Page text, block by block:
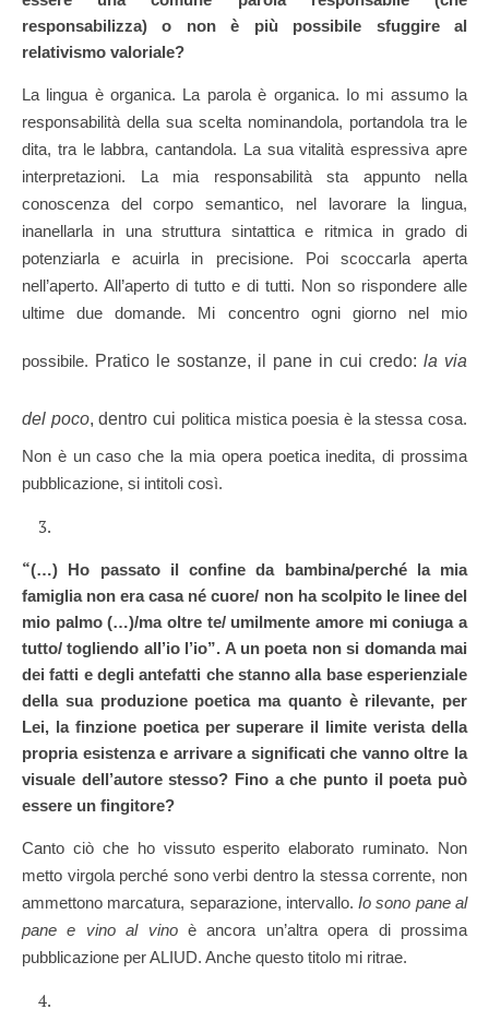
responsabilizza) o non è più possibile sfuggire al
relativismo valoriale?
La lingua è organica. La parola è organica. Io mi assumo la
responsabilità della sua scelta nominandola, portandola tra le
dita, tra le labbra, cantandola. La sua vitalità espressiva apre
interpretazioni. La mia responsabilità sta appunto nella
conoscenza del corpo semantico, nel lavorare la lingua,
inanellarla in una struttura sintattica e ritmica in grado di
potenziarla e acuirla in precisione. Poi scoccarla aperta
nell’aperto. All’aperto di tutto e di tutti. Non so rispondere alle
ultime due domande. Mi concentro ogni giorno nel mio
possibile. Pratico le sostanze, il pane in cui credo: la via
del poco, dentro cui politica mistica poesia è la stessa cosa.
Non è un caso che la mia opera poetica inedita, di prossima
pubblicazione, si intitoli così.
“(…) Ho passato il confine da bambina/perché la mia
famiglia non era casa né cuore/ non ha scolpito le linee del
mio palmo (…)/ma oltre te/ umilmente amore mi coniuga a
tutto/ togliendo all’io l’io”. A un poeta non si domanda mai
dei fatti e degli antefatti che stanno alla base esperienziale
della sua produzione poetica ma quanto è rilevante, per
Lei, la finzione poetica per superare il limite verista della
propria esistenza e arrivare a significati che vanno oltre la
visuale dell’autore stesso? Fino a che punto il poeta può
essere un fingitore?
Canto ciò che ho vissuto esperito elaborato ruminato. Non
metto virgola perché sono verbi dentro la stessa corrente, non
ammettono marcatura, separazione, intervallo.Io sono pane al
pane e vino al vinoè ancora un’altra opera di prossima
pubblicazione per ALIUD. Anche questo titolo mi ritrae.